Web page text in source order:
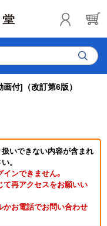
付]（改訂第6版）
いできない内容が含まれ
。
ンできません｡
て再アクセスをお願いい
かお電話でお問い合わせ